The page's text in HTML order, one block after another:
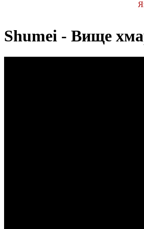
Shumei - Вище